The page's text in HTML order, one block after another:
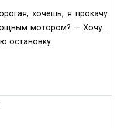
хочешь, я прокачу
мотором? — Хочу…
остановку.